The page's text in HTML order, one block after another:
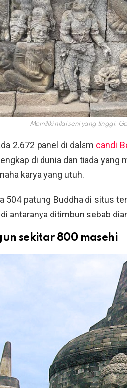
Memiliki nilai seni yang tinggi.
2.672 panel di dalam candi
di dunia dan tiada yang
karya yang utuh.
504 patung Buddha di situs
antaranya ditimbun sebab
sekitar 800 masehi